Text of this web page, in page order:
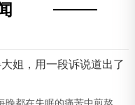
姐，用一段诉说道出了